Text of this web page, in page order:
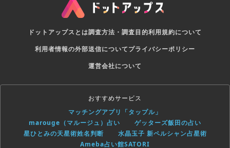
ドットアップスとは調査方法・調査目的利用規約について
利用者情報の外部送信についてプライバシーポリシー
運営会社について
おすすめサービス
マッチングアプリ「タップル」
marouge（マルージュ）占い
ゲッターズ飯田の占い
星ひとみの天星術姓名判断
水晶玉子 新ペルシャン占星術
Ameba占い館SATORI